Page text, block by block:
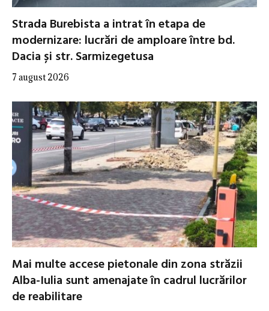
Strada Burebista a intrat în etapa de
modernizare: lucrări de amploare între bd.
Dacia și str. Sarmizegetusa
7 august 2026
Mai multe accese pietonale din zona străzii
Alba-Iulia sunt amenajate în cadrul lucrărilor
de reabilitare